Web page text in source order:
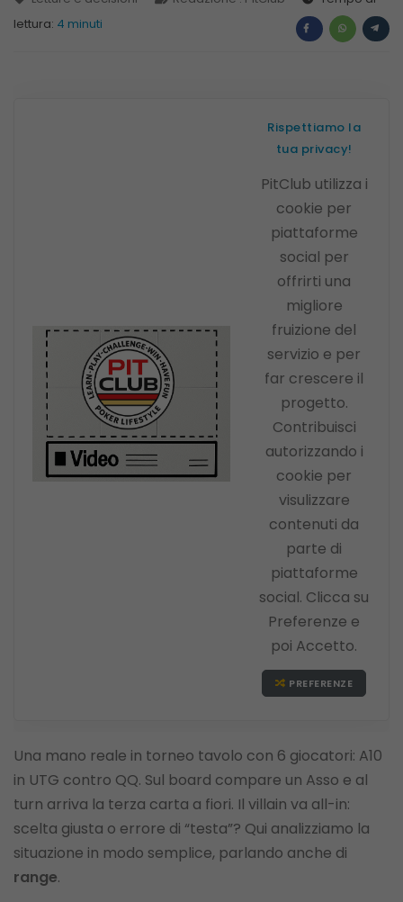
lettura: 4 minuti
Rispettiamo la
tua privacy!
PitClub utilizza i
cookie per
piattaforme
social per
offrirti una
migliore
fruizione del
servizio e per
far crescere il
progetto.
Contribuisci
autorizzando i
cookie per
visulizzare
contenuti da
parte di
piattaforme
social. Clicca su
Preferenze e
poi Accetto.
PREFERENZE
Una mano reale in torneo tavolo con 6 giocatori: A10
in UTG contro QQ. Sul board compare un Asso e al
turn arriva la terza carta a fiori. Il villain va all-in:
scelta giusta o errore di “testa”? Qui analizziamo la
situazione in modo semplice, parlando anche di
range.